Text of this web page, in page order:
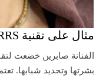
مثال على تقنية RRS
بشرتها وتجديد شبابها.